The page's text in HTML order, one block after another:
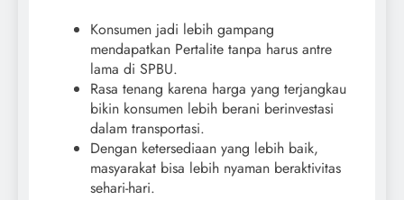
Konsumen jadi lebih gampang
mendapatkan Pertalite tanpa harus antre
lama di SPBU.
Rasa tenang karena harga yang terjangkau
bikin konsumen lebih berani berinvestasi
dalam transportasi.
Dengan ketersediaan yang lebih baik,
masyarakat bisa lebih nyaman beraktivitas
sehari-hari.